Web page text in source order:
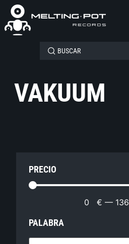
VAKUUM
PRECIO
0 € — 136
PALABRA